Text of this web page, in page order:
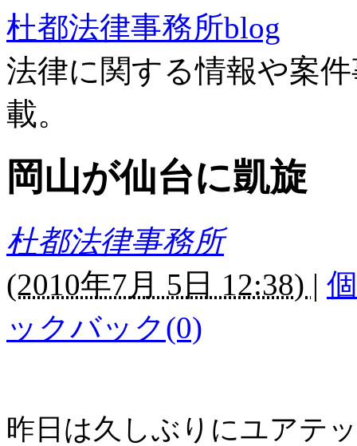
杜都法律事務所blog
法律に関する情報や案
載。
岡山が仙台に凱旋
杜都法律事務所
(2010年7月 5日 12:38) |
ックバック(0)
昨日は久しぶりにユアテ